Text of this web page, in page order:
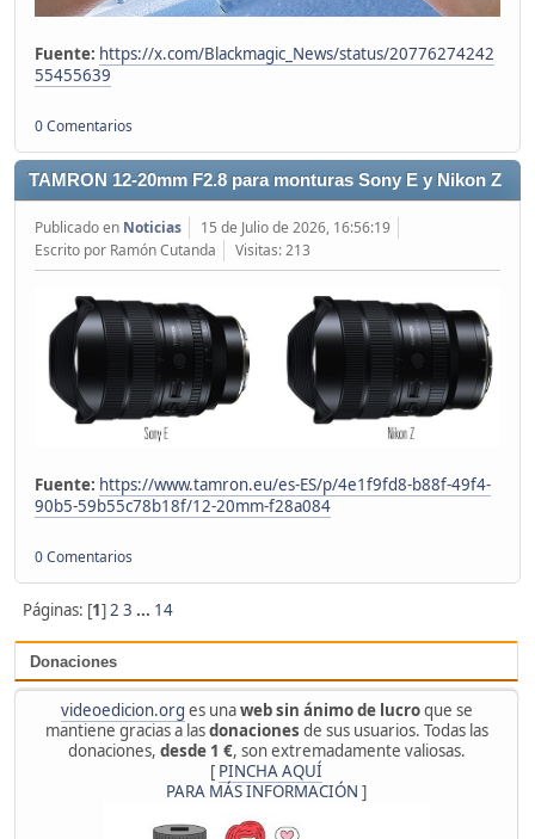
Donaciones
videoedicion.org es unaweb sin ánimo de lucroque se
mantiene gracias a lasdonaciones de sus usuarios. Todas las
donaciones, desde 1 €, son extremadamente valiosas.
[ PINCHA AQUÍ
PARA MÁS INFORMACIÓN ]
Fuente: https://x.com/Blackmagic_News/status/20776274242
55455639
0 Comentarios
TAMRON 12-20mm F2.8 para monturas Sony E y Nikon Z
Publicado en Noticias
15 de Julio de 2026, 16:56:19
Escrito por Ramón Cutanda
Visitas: 213
Fuente: https://www.tamron.eu/es-ES/p/4e1f9fd8-b88f-49f4-
90b5-59b55c78b18f/12-20mm-f28a084
0 Comentarios
Páginas: [1]2 3 ... 14